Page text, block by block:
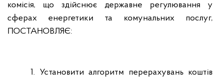
комісія, що здійснює державне регулювання у
сферах енергетики та комунальних послуг,
ПОСТАНОВЛЯЄ:
1. Установити алгоритм перерахувань коштів